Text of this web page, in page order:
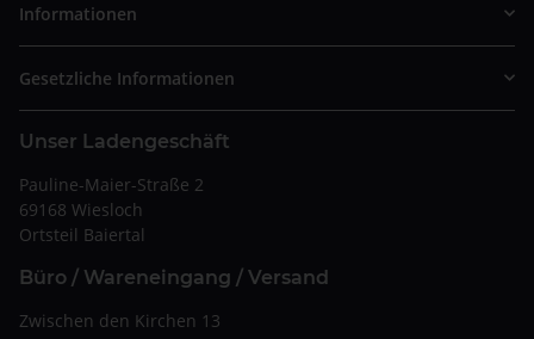
Informationen
Gesetzliche Informationen
Unser Ladengeschäft
Pauline-Maier-Straße 2
69168 Wiesloch
Ortsteil Baiertal
Büro / Wareneingang / Versand
Zwischen den Kirchen 13